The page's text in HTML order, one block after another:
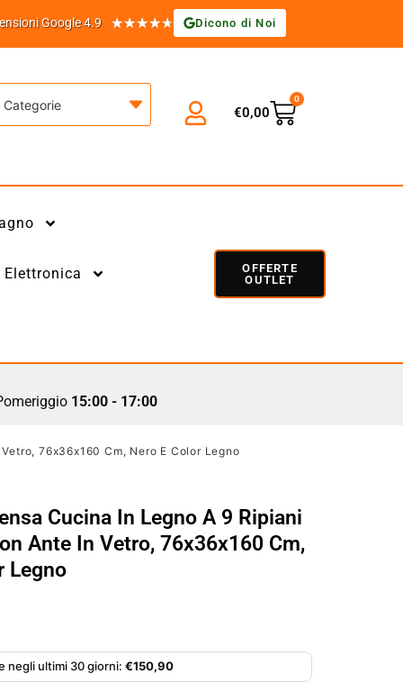
Google 4.9 ★★★★★ Dicono di Noi
Categorie €0,00
0
Elettronica
OFFERTE
OUTLET
15:00 - 17:00
76x36x160 Cm, Nero E Color Legno
Cucina In Legno A 9 Ripiani
Ante In Vetro, 76x36x160 Cm,
Legno
negli ultimi 30 giorni: €150,90